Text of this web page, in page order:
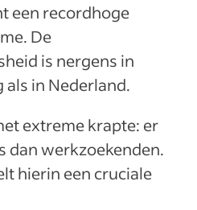
een recordhoge
De
is nergens in
als in Nederland.
extreme krapte: er
dan werkzoekenden.
hierin een cruciale